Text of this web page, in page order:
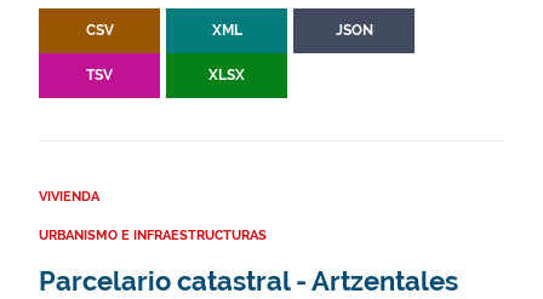
CSV XML JSON
TSV XLSX
VIVIENDA
URBANISMO E INFRAESTRUCTURAS
Parcelario catastral - Artzentales